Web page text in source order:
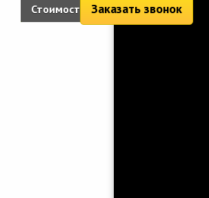
Стоимость: Заказать звонок